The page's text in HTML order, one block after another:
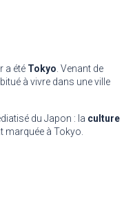
a été Tokyo . Venant de
à vivre dans une ville
du Japon : la culture
marquée à Tokyo.